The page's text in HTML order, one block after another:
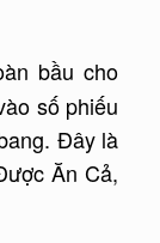
bầu cho
số phiếu
Đây là
Ăn Cả,